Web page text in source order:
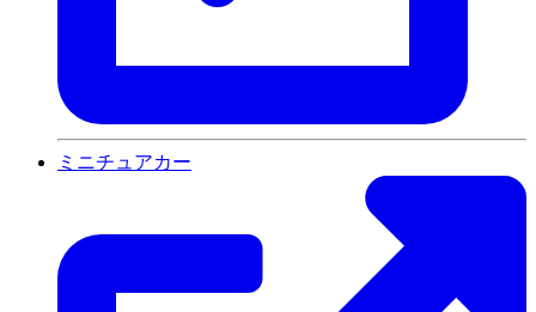
ミニチュアカー